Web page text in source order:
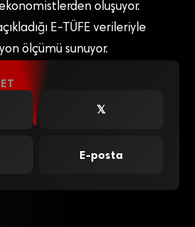
oluşuyor.
E-TÜFE verileriyle
ölçümü sunuyor.
𝕏
E-posta